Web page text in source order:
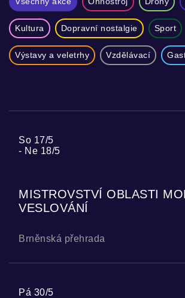
Kultura Dopravní nostalgie Sport
Výstavy a veletrhy Vzdělávací
So 17/5
Ne 18/5
MISTROVSTVÍ OBLASTI
VESLOVÁNÍ
Brněnská přehrada
Pá 30/5